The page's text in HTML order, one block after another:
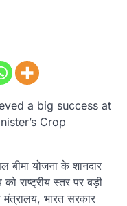
a big success at
Crop
बीमा योजना के शानदार
राष्ट्रीय स्तर पर बड़ी
भारत सरकार